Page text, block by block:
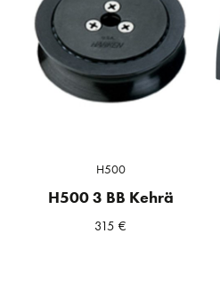
H500
H500 3 BB Kehrä
315€